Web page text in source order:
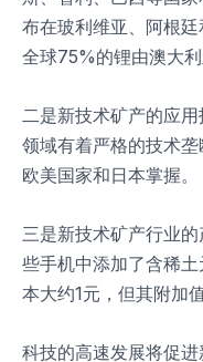
布在玻利维亚、阿根
全球75%的锂由澳大利
二是新技术矿产的应
领域有着严格的技术
欧美国家和日本掌握。
三是新技术矿产行业
些手机中添加了含稀
本大约1元，但其附加
科技的高速发展将促